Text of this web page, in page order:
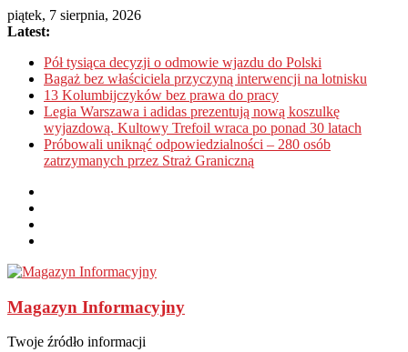
piątek, 7 sierpnia, 2026
Latest:
Pół tysiąca decyzji o odmowie wjazdu do Polski
Bagaż bez właściciela przyczyną interwencji na lotnisku
13 Kolumbijczyków bez prawa do pracy
Legia Warszawa i adidas prezentują nową koszulkę
wyjazdową. Kultowy Trefoil wraca po ponad 30 latach
Próbowali uniknąć odpowiedzialności – 280 osób
zatrzymanych przez Straż Graniczną
Magazyn Informacyjny
Twoje źródło informacji